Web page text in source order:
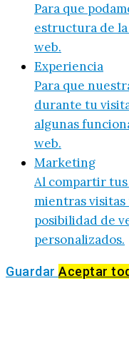
Para que
estructura de la
web.
Experiencia
Para que
durante tu
algunas
web.
Marketing
Al compartir
mientras
posibilidad de
personalizados.
Guardar Aceptar